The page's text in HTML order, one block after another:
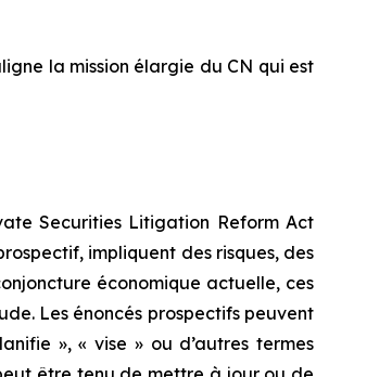
la mission élargie du CN qui est
Securities Litigation Reform Act
impliquent des risques, des
économique actuelle, ces
Les énoncés prospectifs peuvent
», « vise » ou d’autres termes